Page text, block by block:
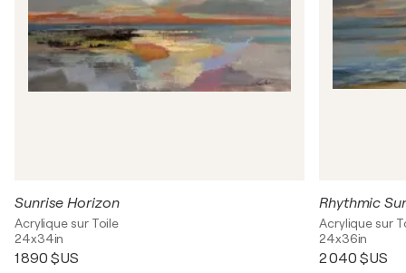
Sunrise Horizon
Acrylique sur Toile
24x34in
1 890 $US
Rhythmic
Acrylique sur
24x36in
2 040 $US